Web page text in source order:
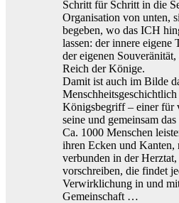
Schritt für Schritt in die
Organisation von unten,
begeben, wo das ICH
lassen: der innere eigene
der eigenen
Reich der Könige.
Damit ist auch im Bilde
Königsbegriff – einer für
seine und gemeinsam
Ca. 1000 Menschen
ihren Ecken und Kanten,
verbunden in der
vorschreiben, die findet
Verwirklichung in und
Gemeinschaft …